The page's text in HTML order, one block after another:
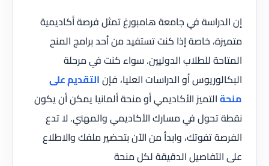
إن الدراسة في جامعة هامبورغ تمثل فرصة أكاديمية
متميزة، خاصة إذا كنت تستفيد من أحد برامج المنح
المتاحة للطلاب الدوليين. سواء كنت في مرحلة
البكالوريوس أو الدراسات العليا، فإنالتقديم على
منحةالتميز الأكاديمي أو منحة ألمانيا يمكن أن يكون
نقطة تحول في مسارك الأكاديمي والمهني. لا تدع
الفرصة تفوتك، وابدأ من الآن بتحضير ملفك والاطلاع
على التفاصيل الدقيقة لكل منحة